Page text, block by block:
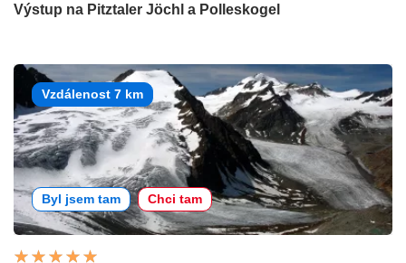
Výstup na Pitztaler Jöchl a Polleskogel
Vzdálenost 7 km
Byl jsem tam Chci tam